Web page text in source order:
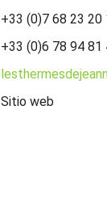
+33 (0)7 68 23 20
+33 (0)6 78 94 81
Sitio web